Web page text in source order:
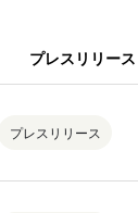
プレスリリース
プレスリリース